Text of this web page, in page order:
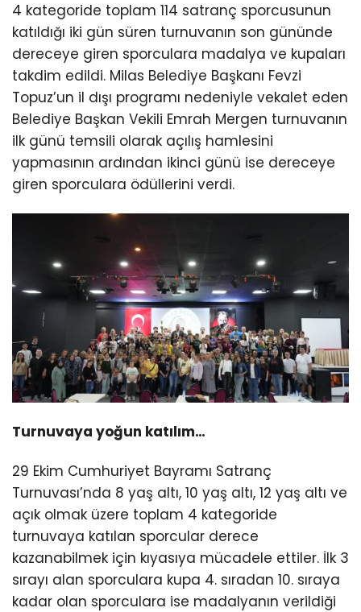
4 kategoride toplam 114 satranç sporcusunun
katıldığı iki gün süren turnuvanın son gününde
dereceye giren sporculara madalya ve kupaları
takdim edildi. Milas Belediye Başkanı Fevzi
Topuz’un il dışı programı nedeniyle vekalet eden
Belediye Başkan Vekili Emrah Mergen turnuvanın
ilk günü temsili olarak açılış hamlesini
yapmasının ardından ikinci günü ise dereceye
giren sporculara ödüllerini verdi.
Turnuvaya yoğun katılım…
29 Ekim Cumhuriyet Bayramı Satranç
Turnuvası’nda 8 yaş altı, 10 yaş altı, 12 yaş altı ve
açık olmak üzere toplam 4 kategoride
turnuvaya katılan sporcular derece
kazanabilmek için kıyasıya mücadele ettiler. İlk 3
sırayı alan sporculara kupa 4. sıradan 10. sıraya
kadar olan sporculara ise madalyanın verildiği